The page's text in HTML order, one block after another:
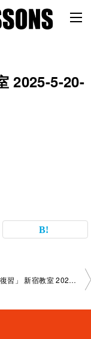
2025-5-20-
「課題曲の復習」 新宿教室 2025-5-20-no0002-1117